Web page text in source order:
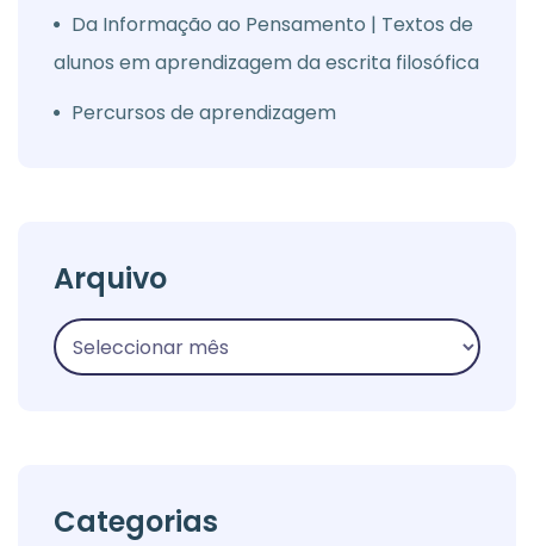
Da Informação ao Pensamento | Textos de
alunos em aprendizagem da escrita filosófica
Percursos de aprendizagem
Arquivo
Categorias